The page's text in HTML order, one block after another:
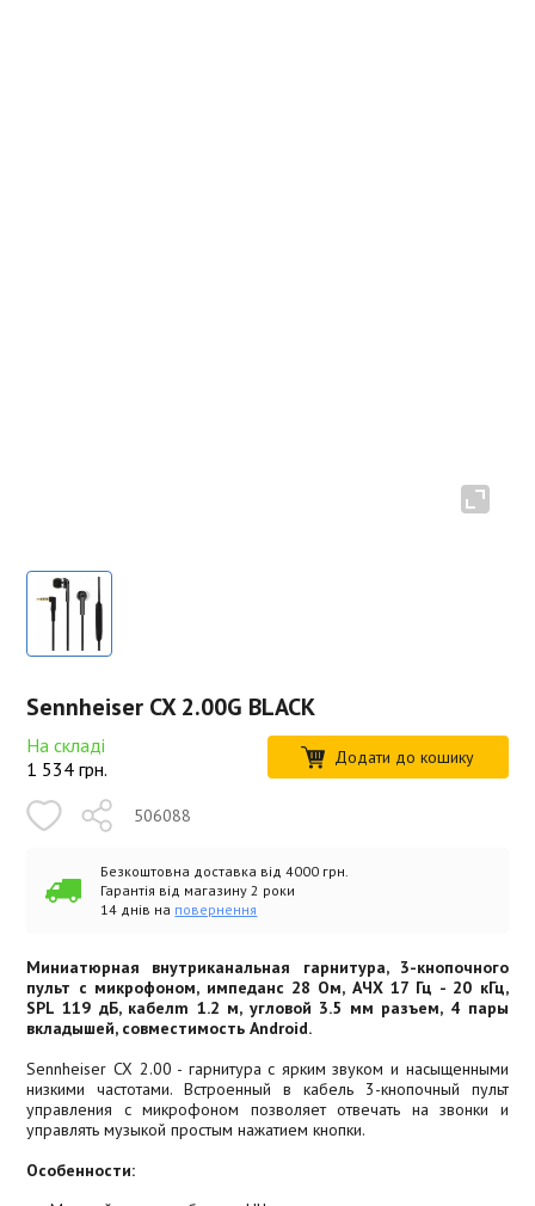
Sennheiser CX 2.00G BLACK
На складі
1 534 грн. Додати до кошику
506088
Безкоштовна доставка від 4000 грн.
Гарантія від магазину 2 роки
14 днів на повернення
Миниатюрная внутриканальная гарнитура, 3-кнопочного
пульт с микрофоном, импеданс 28 Ом, АЧХ 17 Гц - 20 кГц,
SPL 119 дБ, кабелm 1.2 м, угловой 3.5 мм разъем, 4 пары
вкладышей, совместимость Android.
Sennheiser CX 2.00 - гарнитура с ярким звуком и насыщенными
низкими частотами. Встроенный в кабель 3-кнопочный пульт
управления с микрофоном позволяет отвечать на звонки и
управлять музыкой простым нажатием кнопки.
Особенности: